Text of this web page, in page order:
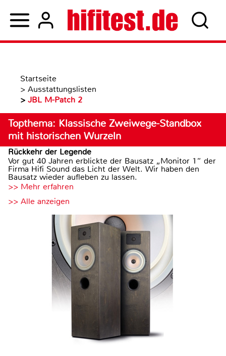
Startseite
> Ausstattungslisten
>
JBL M-Patch 2
Topthema: Klassische Zweiwege-Standbox
mit historischen Wurzeln
Rückkehr der Legende
Vor gut 40 Jahren erblickte der Bausatz „Monitor 1“ der
Firma Hifi Sound das Licht der Welt. Wir haben den
Bausatz wieder aufleben zu lassen.
>> Mehr erfahren
>> Alle anzeigen